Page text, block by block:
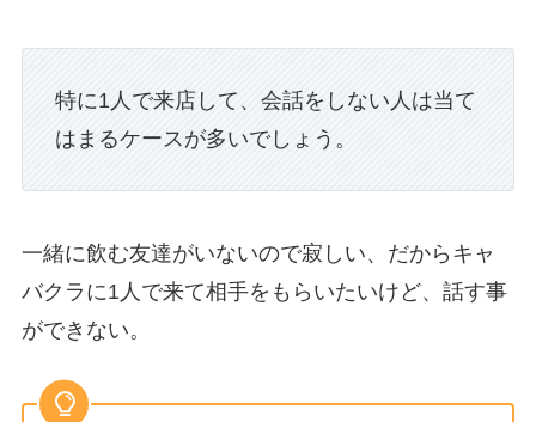
特に1人で来店して、会話をしない人は当て
はまるケースが多いでしょう。
一緒に飲む友達がいないので寂しい、だからキャ
バクラに1人で来て相手をもらいたいけど、話す事
ができない。